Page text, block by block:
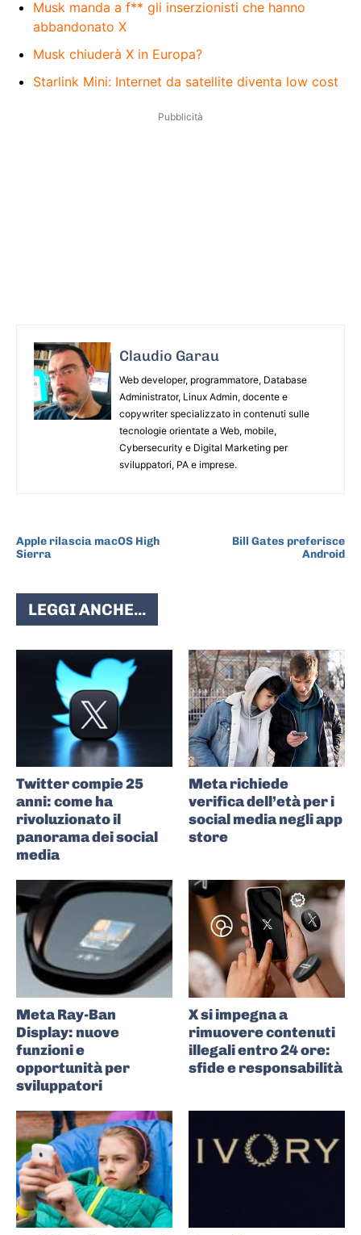
Musk manda a f** gli inserzionisti che hanno
abbandonato X
Musk chiuderà X in Europa?
Starlink Mini: Internet da satellite diventa low cost
Pubblicità
Claudio Garau
Web developer, programmatore, Database
Administrator, Linux Admin, docente e
copywriter specializzato in contenuti sulle
tecnologie orientate a Web, mobile,
Cybersecurity e Digital Marketing per
sviluppatori, PA e imprese.
Apple rilascia macOS High
Sierra
Bill Gates preferisce
Android
LEGGI ANCHE...
Twitter compie 25
anni: come ha
rivoluzionato il
panorama dei social
media
Meta richiede
verifica dell’età per i
social media negli app
store
Meta Ray-Ban
Display: nuove
funzioni e
opportunità per
sviluppatori
X si impegna a
rimuovere contenuti
illegali entro 24 ore:
sfide e responsabilità